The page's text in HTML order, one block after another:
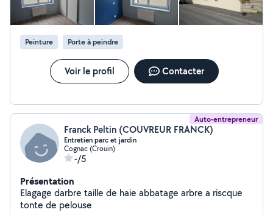
Peinture Porte à peindre
Voir le profil Contacter
Auto-entrepreneur
Franck Peltin (COUVREUR FRANCK)
Entretien parc et jardin
Cognac (Crouin)
-/5
Présentation
Elagage darbre taille de haie abbatage arbre a riscque
tonte de pelouse